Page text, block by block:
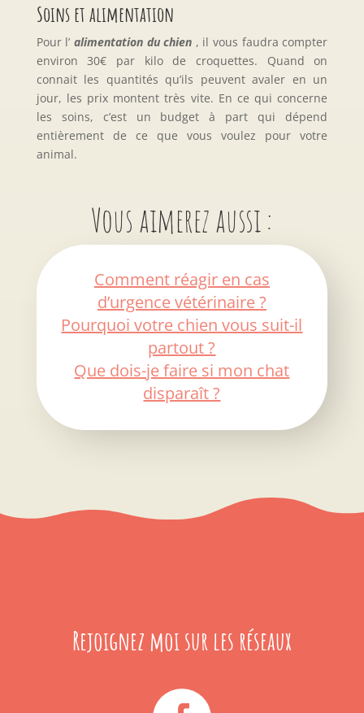
Soins et alimentation
Pour l’ alimentation du chien , il vous faudra compter
environ 30€ par kilo de croquettes. Quand on
connait les quantités qu’ils peuvent avaler en un
jour, les prix montent très vite. En ce qui concerne
les soins, c’est un budget à part qui dépend
entièrement de ce que vous voulez pour votre
animal.
Vous aimerez aussi :
Comment réagir en cas
d’urgence vétérinaire ?
Pourquoi votre chien vous suit-il
partout ?
Que dois-je faire si mon chat
disparaît ?
Rejoignez moi sur les réseaux